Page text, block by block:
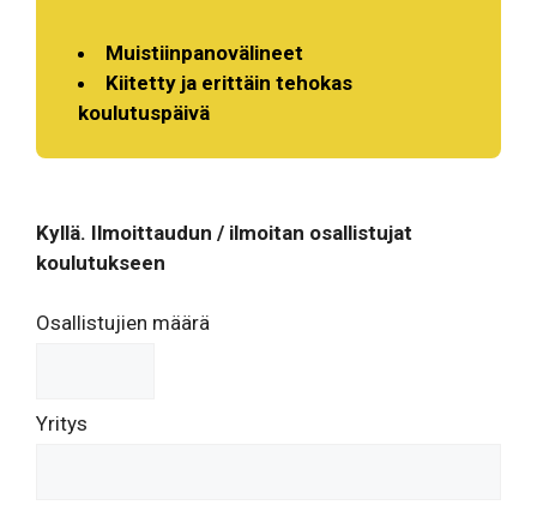
Muistiinpanovälineet
Kiitetty ja erittäin tehokas
koulutuspäivä
Kyllä. Ilmoittaudun / ilmoitan osallistujat
koulutukseen
Osallistujien määrä
Yritys